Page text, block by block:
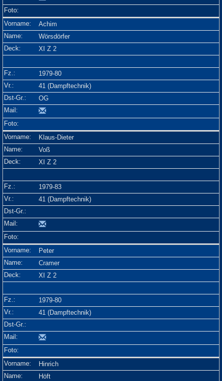
Achim
Wörsdörfer
XI Z 2
1979-80
41 (Dampftechnik)
OG
Klaus-Dieter
Voß
XI Z 2
1979-83
41 (Dampftechnik)
Peter
Cramer
XI Z 2
1979-80
41 (Dampftechnik)
Hinrich
Höft